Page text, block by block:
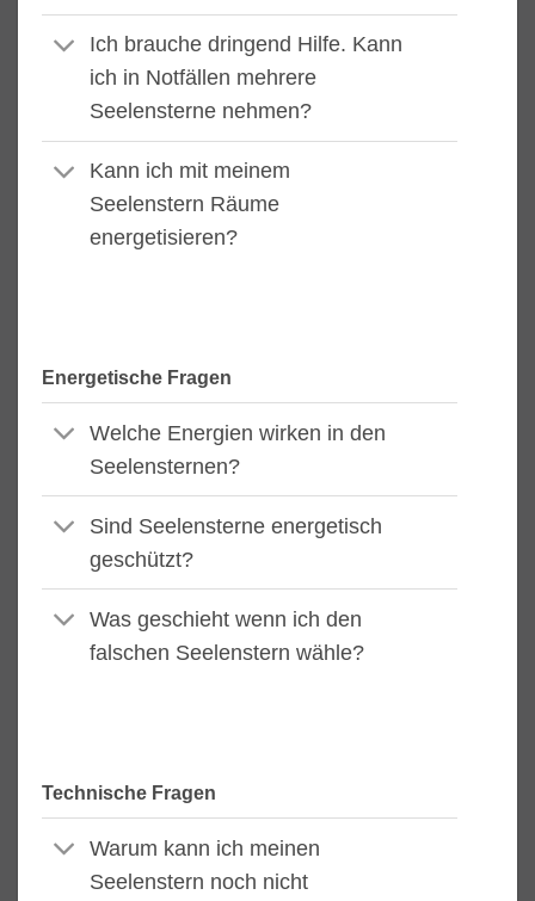
Ich brauche dringend Hilfe. Kann
ich in Notfällen mehrere
Seelensterne nehmen?
Kann ich mit meinem
Seelenstern Räume
energetisieren?
Energetische Fragen
Welche Energien wirken in den
Seelensternen?
Sind Seelensterne energetisch
geschützt?
Was geschieht wenn ich den
falschen Seelenstern wähle?
Technische Fragen
Warum kann ich meinen
Seelenstern noch nicht